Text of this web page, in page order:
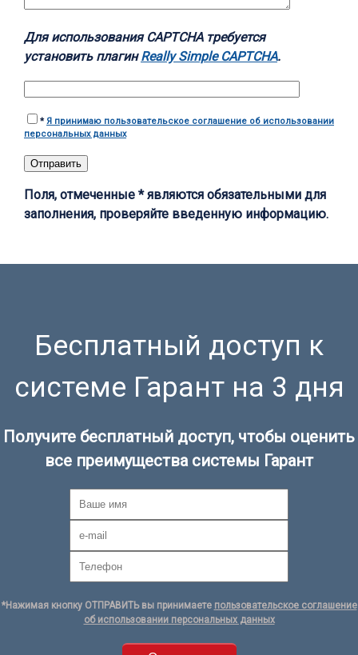
Для использования CAPTCHA требуется
установить плагинReally Simple CAPTCHA.
*Я принимаю пользовательское соглашение об использовании
персональных данных
Поля, отмеченные * являются обязательными для
заполнения, проверяйте введенную информацию.
Бесплатный доступ к
системе Гарант на 3 дня
Получите бесплатный доступ, чтобы оценить
все преимущества системы Гарант
*Нажимая кнопку ОТПРАВИТЬ вы принимаете пользовательское соглашение
об использовании персональных данных